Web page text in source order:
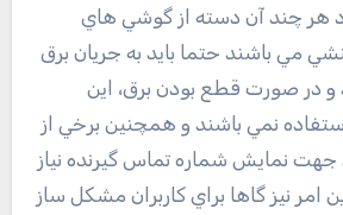
هر چند آن دسته از گوشي هاي
مي باشند حتما بايد به جريان برق
و در صورت قطع بودن برق، اين
نمي باشند و همچنين برخي از
نمايش شماره تماس گيرنده نياز
امر نيز گاها براي کاربران مشکل ساز